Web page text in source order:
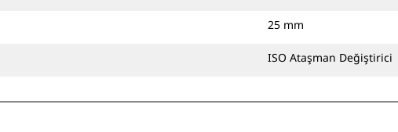
25 mm
ISO Ataşman Değiştirici